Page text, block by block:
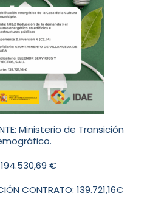
Ministerio de Transición
194.530,69 €
CONTRATO: 139.721,16€